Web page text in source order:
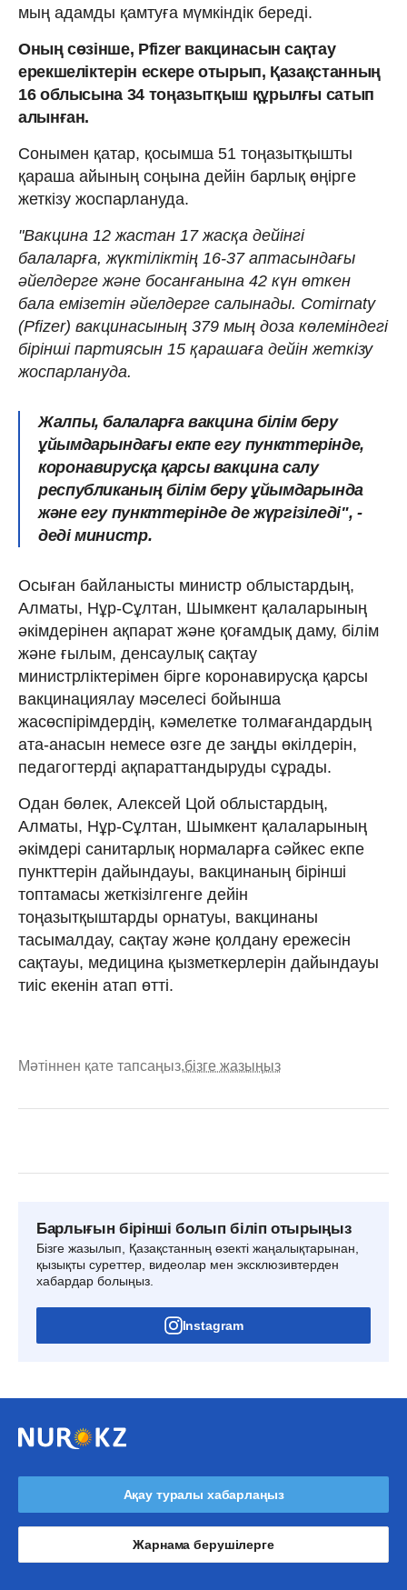
мың адамды қамтуға мүмкіндік береді.
Оның сөзінше, Pfizer вакцинасын сақтау
ерекшеліктерін ескере отырып, Қазақстанның
16 облысына 34 тоңазытқыш құрылғы сатып
алынған.
Сонымен қатар, қосымша 51 тоңазытқышты
қараша айының соңына дейін барлық өңірге
жеткізу жоспарлануда.
"Вакцина 12 жастан 17 жасқа дейінгі
балаларға, жүктіліктің 16-37 аптасындағы
әйелдерге және босанғанына 42 күн өткен
бала емізетін әйелдерге салынады. Comirnaty
(Pfizer) вакцинасының 379 мың доза көлеміндегі
бірінші партиясын 15 қарашаға дейін жеткізу
жоспарлануда.
Жалпы, балаларға вакцина білім беру
ұйымдарындағы екпе егу пункттерінде,
коронавирусқа қарсы вакцина салу
республиканың білім беру ұйымдарында
және егу пункттерiнде де жүргiзiледi", -
деді министр.
Осыған байланысты министр облыстардың,
Алматы, Нұр-Сұлтан, Шымкент қалаларының
әкімдерінен ақпарат және қоғамдық даму, білім
және ғылым, денсаулық сақтау
министрліктерімен бірге коронавирусқа қарсы
вакцинациялау мәселесі бойынша
жасөспірімдердің, кәмелетке толмағандардың
ата-анасын немесе өзге де заңды өкілдерін,
педагогтерді ақпараттандыруды сұрады.
Одан бөлек, Алексей Цой облыстардың,
Алматы, Нұр-Сұлтан, Шымкент қалаларының
әкімдері санитарлық нормаларға сәйкес екпе
пункттерін дайындауы, вакцинаның бірінші
топтамасы жеткізілгенге дейін
тоңазытқыштарды орнатуы, вакцинаны
тасымалдау, сақтау және қолдану ережесін
сақтауы, медицина қызметкерлерін дайындауы
тиіс екенін атап өтті.
Мәтіннен қате тапсаңыз,бізге жазыңыз
Барлығын бірінші болып біліп отырыңыз
Бізге жазылып, Қазақстанның өзекті жаңалықтарынан,
қызықты суреттер, видеолар мен эксклюзивтерден
хабардар болыңыз.
Instagram
Ақау туралы хабарлаңыз
Жарнама берушілерге